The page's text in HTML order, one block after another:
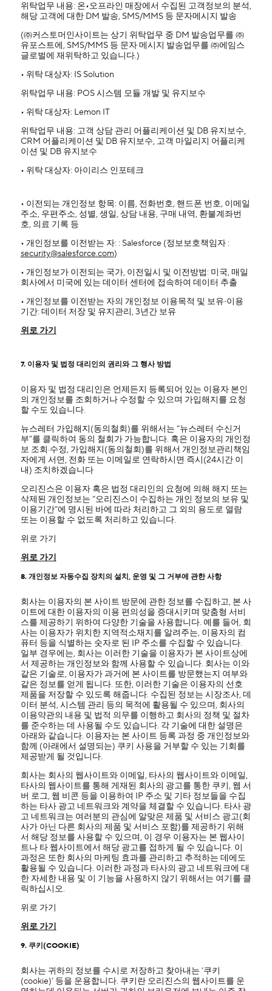
위탁업무 내용: 온•오프라인 매장에서 수집된 고객정보의 분석,
해당 고객에 대한 DM 발송, SMS/MMS 등 문자메시지 발송
(㈜커스토머인사이트는 상기 위탁업무 중 DM 발송업무를 ㈜
유포스트에, SMS/MMS 등 문자 메시지 발송업무를 ㈜에임스
글로벌에 재위탁하고 있습니다.)
• 위탁 대상자: IS Solution
위탁업무 내용: POS 시스템 모듈 개발 및 유지보수
• 위탁 대상자: Lemon IT
위탁업무 내용: 고객 상담 관리 어플리케이션 및 DB 유지보수,
CRM 어플리케이션 및 DB 유지보수, 고객 마일리지 어플리케
이션 및 DB 유지보수
• 위탁 대상자: 아이리스 인포테크
• 이전되는 개인정보 항목: 이름, 전화번호, 핸드폰 번호, 이메일
주소, 우편주소, 성별, 생일, 상담 내용, 구매 내역, 환불계좌번
호, 의료 기록 등
• 개인정보를 이전받는 자: : Salesforce (정보보호책임자 :
security@salesforce.com)
• 개인정보가 이전되는 국가, 이전일시 및 이전방법: 미국, 매일
회사에서 미국에 있는 데이터 센터에 접속하여 데이터 추출
• 개인정보를 이전받는 자의 개인정보 이용목적 및 보유∙이용
기간: 데이터 저장 및 유지관리, 3년간 보유
위로 가기
7. 이용자 및 법정 대리인의 권리와 그 행사 방법
이용자 및 법정 대리인은 언제든지 등록되어 있는 이용자 본인
의 개인정보를 조회하거나 수정할 수 있으며 가입해지를 요청
할 수도 있습니다.
뉴스레터 가입해지(동의철회)를 위해서는 “뉴스레터 수신거
부”를 클릭하여 동의 철회가 가능합니다. 혹은 이용자의 개인정
보 조회·수정, 가입해지(동의철회)를 위해서 개인정보관리책임
자에게 서면, 전화 또는 이메일로 연락하시면 즉시(24시간 이
내) 조치하겠습니다
오리진스은 이용자 혹은 법정 대리인의 요청에 의해 해지 또는
삭제된 개인정보는 “오리진스이 수집하는 개인 정보의 보유 및
이용기간”에 명시된 바에 따라 처리하고 그 외의 용도로 열람
또는 이용할 수 없도록 처리하고 있습니다.
위로 가기
위로 가기
8. 개인정보 자동수집 장치의 설치, 운영 및 그 거부에 관한 사항
회사는 이용자의 본 사이트 방문에 관한 정보를 수집하고, 본 사
이트에 대한 이용자의 이용 편의성을 증대시키며 맞춤형 서비
스를 제공하기 위하여 다양한 기술을 사용합니다. 예를 들어, 회
사는 이용자가 위치한 지역적소재지를 알려주는, 이용자의 컴
퓨터 등을 식별하는 숫자로 된 IP 주소를 수집할 수 있습니다.
일부 경우에는, 회사는 이러한 기술을 이용자가 본 사이트상에
서 제공하는 개인정보와 함께 사용할 수 있습니다. 회사는 이와
같은 기술로, 이용자가 과거에 본 사이트를 방문했는지 여부와
같은 정보를 얻게 됩니다. 또한, 이러한 기술은 이용자의 선호
제품을 저장할 수 있도록 해줍니다. 수집된 정보는 시장조사, 데
이터 분석, 시스템 관리 등의 목적에 활용될 수 있으며, 회사의
이용약관의 내용 및 법적 의무를 이행하고 회사의 정책 및 절차
를 준수하는 데 사용될 수도 있습니다. 각 기술에 대한 설명은
아래와 같습니다. 이용자는 본 사이트 등록 과정 중 개인정보와
함께 (아래에서 설명되는) 쿠키 사용을 거부할 수 있는 기회를
제공받게 될 것입니다.
회사는 회사의 웹사이트와 이메일, 타사의 웹사이트와 이메일,
타사의 웹사이트를 통해 게재된 회사의 광고를 통한 쿠키, 웹 서
버 로그, 웹 비콘 등을 이용하여 IP 주소 및 기타 정보들을 수집
하는 타사 광고 네트워크와 계약을 체결할 수 있습니다. 타사 광
고 네트워크는 여러분의 관심에 알맞은 제품 및 서비스 광고(회
사가 아닌 다른 회사의 제품 및 서비스 포함)를 제공하기 위해
서 해당 정보를 사용할 수 있으며, 이 경우 이용자는 본 웹사이
트나 타 웹사이트에서 해당 광고를 접하게 될 수 있습니다. 이
과정은 또한 회사의 마케팅 효과를 관리하고 추적하는 데에도
활용될 수 있습니다. 이러한 과정과 타사의 광고 네트워크에 대
한 자세한 내용 및 이 기능을 사용하지 않기 위해서는 여기를 클
릭하십시오.
위로 가기
위로 가기
9. 쿠키(COOKIE)
회사는 귀하의 정보를 수시로 저장하고 찾아내는 ‘쿠키
(cookie)’ 등을 운용합니다. 쿠키란 오리진스의 웹사이트를 운